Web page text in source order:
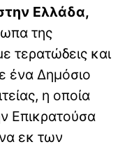
Ελλάδα,
της
τερατώδεις και
ένα Δημόσιο
η οποία
Επικρατούσα
εκ των